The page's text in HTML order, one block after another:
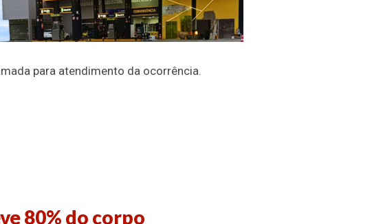
para atendimento da ocorrência.
80% do corpo